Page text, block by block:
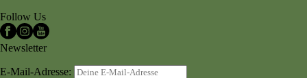
Follow Us
Newsletter
E-Mail-Adresse: